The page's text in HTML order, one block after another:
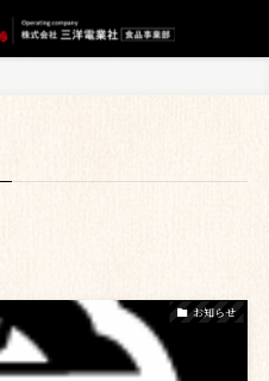
お知らせ